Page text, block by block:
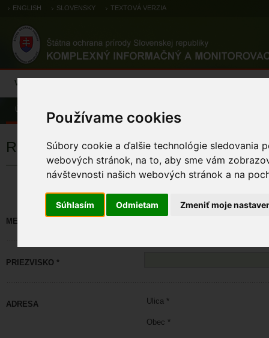
Používame cookies
Súbory cookie a ďalšie technológie sledovania
webových stránok, na to, aby sme vám
návštevnosti našich webových stránok a na
Súhlasím Odmietam Zmeniť moje
ENGLISH SLOVENSKY TEXTOVÁ VERZIA
Výsledky monitoringu
Úvod
Registrácia
Políčka označené * sú
MENO *
PRIEZVISKO *
ADRESA Ulica *
Obec *